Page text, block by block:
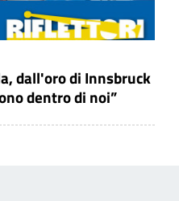
dall'oro di Innsbruck
dentro di noi”